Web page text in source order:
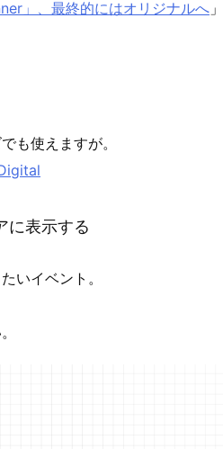
」、最終的にはオリジナルへ 」
も使えますが。
に表示する
いイベント。